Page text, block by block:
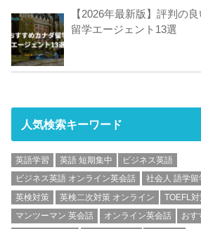
【2026年最新版】評判の
留学エージェント13選
人気検索キーワード
英語学習 英語 短期集中
ビジネス英語
ビジネス英語 オンライン英会話
社会人 語学留
英検対策
英検二次対策 オンライン TOEFL
マンツーマン 英会話
オンライン英会話
おす